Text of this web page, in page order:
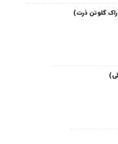
گلوتن ذرت)